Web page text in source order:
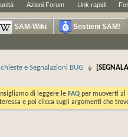
Azioni Forum Link rapidi
SAM-Wiki Sostieni SAM!
e Segnalazioni BUG
di leggere le FAQ per muoverti al
e poi clicca sugli argomenti che